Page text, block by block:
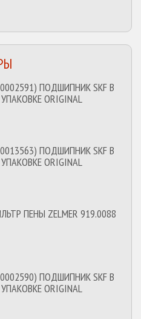
ПОДШИПНИК SKF В
ORIGINAL
ПОДШИПНИК SKF В
ORIGINAL
ПЕНЫ ZELMER 919.0088
ПОДШИПНИК SKF В
ORIGINAL